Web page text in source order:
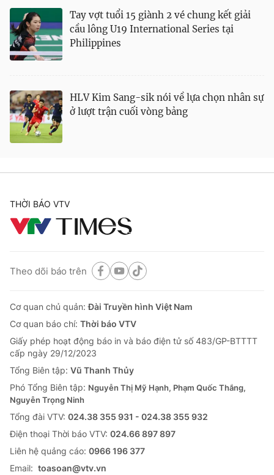
Cơ quan báo chí:
Giấy phép hoạt động báo in và báo điện tử số 483/GP-BTTTT
cấp ngày 29/12/2023
Tổng Biên tập:
Vũ Thanh Thủy
Tổng đài VTV:
024.38 355 931 - 024.38 355 932
Ðiện thoại Thời báo VTV:024.66 897 897
Liên hệ quảng cáo:
® Cấm sao chép dưới mọi hình thức nếu không có sự chấp
thuận bằng văn bản. Ghi rõ nguồn VTV.vn khi phát hành lại
thông tin từ website này.
Tay vợt tuổi 15 giành 2 vé chung kết giải
cầu lông U19 International Series tại
Philippines
HLV Kim Sang-sik nói về lựa chọn nhân sự
ở lượt trận cuối vòng bảng
THỜI BÁO VTV
Theo dõi báo trên
Cơ quan chủ quản:Đài Truyền hình Việt Nam
Cơ quan báo chí: Thời báo VTV
Giấy phép hoạt động báo in và báo điện tử số 483/GP-BTTTT
cấp ngày 29/12/2023
Tổng Biên tập: Vũ Thanh Thủy
Phó Tổng Biên tập: Nguyễn Thị Mỹ Hạnh, Phạm Quốc Thắng,
Nguyễn Trọng Ninh
Tổng đài VTV: 024.38 355 931 - 024.38 355 932
Ðiện thoại Thời báo VTV: 024.66 897 897
Liên hệ quảng cáo: 0966 196 377
Email: toasoan@vtv.vn